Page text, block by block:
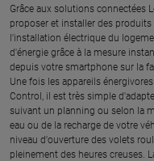
Grâce aux solutions connectées
proposer et installer des
l'installation électrique du
d'énergie grâce à la mesure
depuis votre smartphone sur la
Une fois les appareils
Control, il est très simple
suivant un planning ou selon la
eau ou de la recharge de votre
niveau d'ouverture des volets
pleinement des heures creuses.